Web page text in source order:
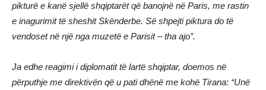
pikturë e kanë sjellë shqiptarët që banojnë në Paris, me rastin
e inagurimit të sheshit Skënderbe. Së shpejti piktura do të
vendoset në një nga muzetë e Parisit – tha ajo”.
Ja edhe reagimi i diplomatit të lartë shqiptar, doemos në
përputhje me direktivën që u pati dhënë me kohë Tirana: “Unë